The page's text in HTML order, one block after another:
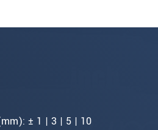
± 1 | 3 | 5 | 10